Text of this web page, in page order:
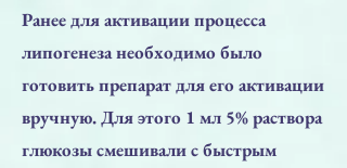
Ранее для активации процесса
липогенеза необходимо было
готовить препарат для его активации
вручную. Для этого 1 мл 5% раствора
глюкозы смешивали с быстрым